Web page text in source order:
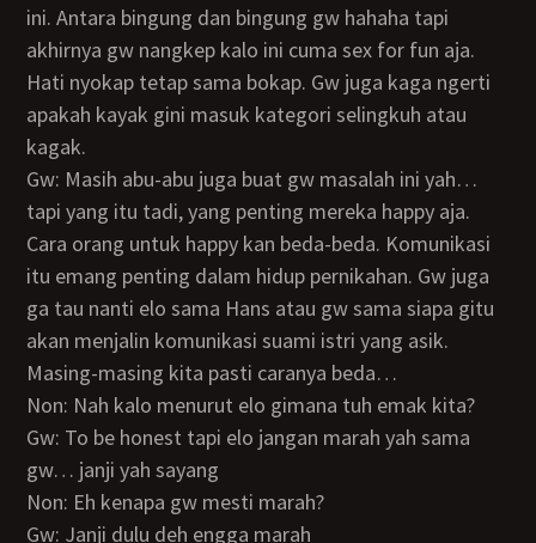
ini. Antara bingung dan bingung gw hahaha tapi
akhirnya gw nangkep kalo ini cuma sex for fun aja.
Hati nyokap tetap sama bokap. Gw juga kaga ngerti
apakah kayak gini masuk kategori selingkuh atau
kagak.
Gw: Masih abu-abu juga buat gw masalah ini yah…
tapi yang itu tadi, yang penting mereka happy aja.
Cara orang untuk happy kan beda-beda. Komunikasi
itu emang penting dalam hidup pernikahan. Gw juga
ga tau nanti elo sama Hans atau gw sama siapa gitu
akan menjalin komunikasi suami istri yang asik.
Masing-masing kita pasti caranya beda…
Non: Nah kalo menurut elo gimana tuh emak kita?
Gw: To be honest tapi elo jangan marah yah sama
gw… janji yah sayang
Non: Eh kenapa gw mesti marah?
Gw: Janji dulu deh engga marah